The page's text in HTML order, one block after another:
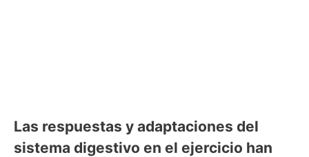
Las respuestas y adaptaciones del
sistema digestivo en el ejercicio han